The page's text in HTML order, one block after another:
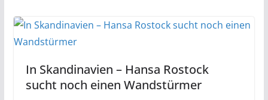
In Skandinavien – Hansa Rostock
sucht noch einen Wandstürmer